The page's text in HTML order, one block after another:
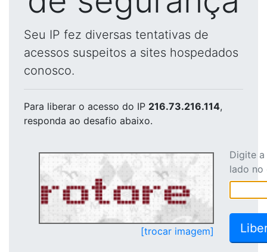
Seu IP fez diversas tentativas de
acessos suspeitos a sites hospedados
conosco.
Para liberar o acesso do IP 216.73.216.114,
responda ao desafio abaixo.
[trocar imagem]
Digite
lado no